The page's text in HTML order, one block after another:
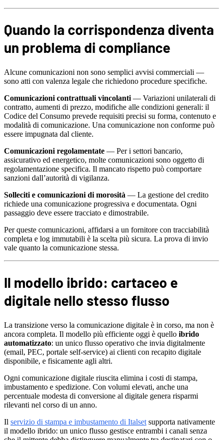
Quando la corrispondenza diventa
un problema di compliance
Alcune comunicazioni non sono semplici avvisi commerciali —
sono atti con valenza legale che richiedono procedure specifiche.
Comunicazioni contrattuali vincolanti — Variazioni unilaterali di
contratto, aumenti di prezzo, modifiche alle condizioni generali: il
Codice del Consumo prevede requisiti precisi su forma, contenuto e
modalità di comunicazione. Una comunicazione non conforme può
essere impugnata dal cliente.
Comunicazioni regolamentate — Per i settori bancario,
assicurativo ed energetico, molte comunicazioni sono oggetto di
regolamentazione specifica. Il mancato rispetto può comportare
sanzioni dall’autorità di vigilanza.
Solleciti e comunicazioni di morosità — La gestione del credito
richiede una comunicazione progressiva e documentata. Ogni
passaggio deve essere tracciato e dimostrabile.
Per queste comunicazioni, affidarsi a un fornitore con tracciabilità
completa e log immutabili è la scelta più sicura. La prova di invio
vale quanto la comunicazione stessa.
Il modello ibrido: cartaceo e
digitale nello stesso flusso
La transizione verso la comunicazione digitale è in corso, ma non è
ancora completa. Il modello più efficiente oggi è quello ibrido
automatizzato: un unico flusso operativo che invia digitalmente
(email, PEC, portale self-service) ai clienti con recapito digitale
disponibile, e fisicamente agli altri.
Ogni comunicazione digitale riuscita elimina i costi di stampa,
imbustamento e spedizione. Con volumi elevati, anche una
percentuale modesta di conversione al digitale genera risparmi
rilevanti nel corso di un anno.
Il servizio di stampa e imbustamento di Italset supporta nativamente
il modello ibrido: un unico flusso gestisce entrambi i canali senza